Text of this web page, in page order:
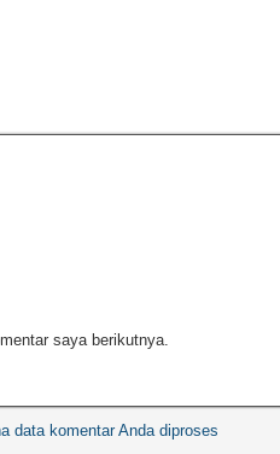
saya berikutnya.
data komentar Anda diproses